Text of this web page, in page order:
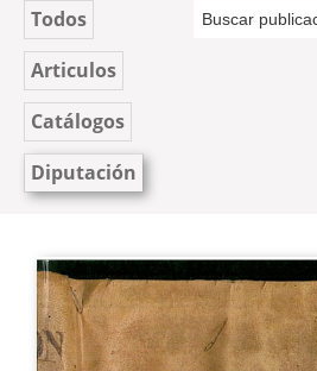
Todos
Articulos
Catálogos
Diputación